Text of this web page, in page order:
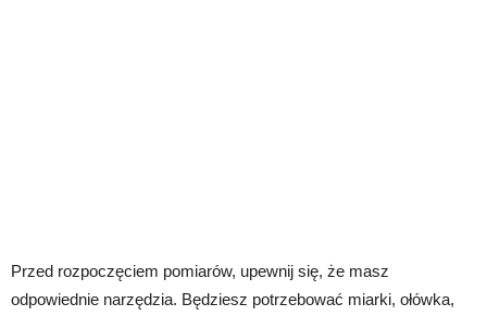
Przed rozpoczęciem pomiarów, upewnij się, że masz
odpowiednie narzędzia. Będziesz potrzebować miarki, ołówka,